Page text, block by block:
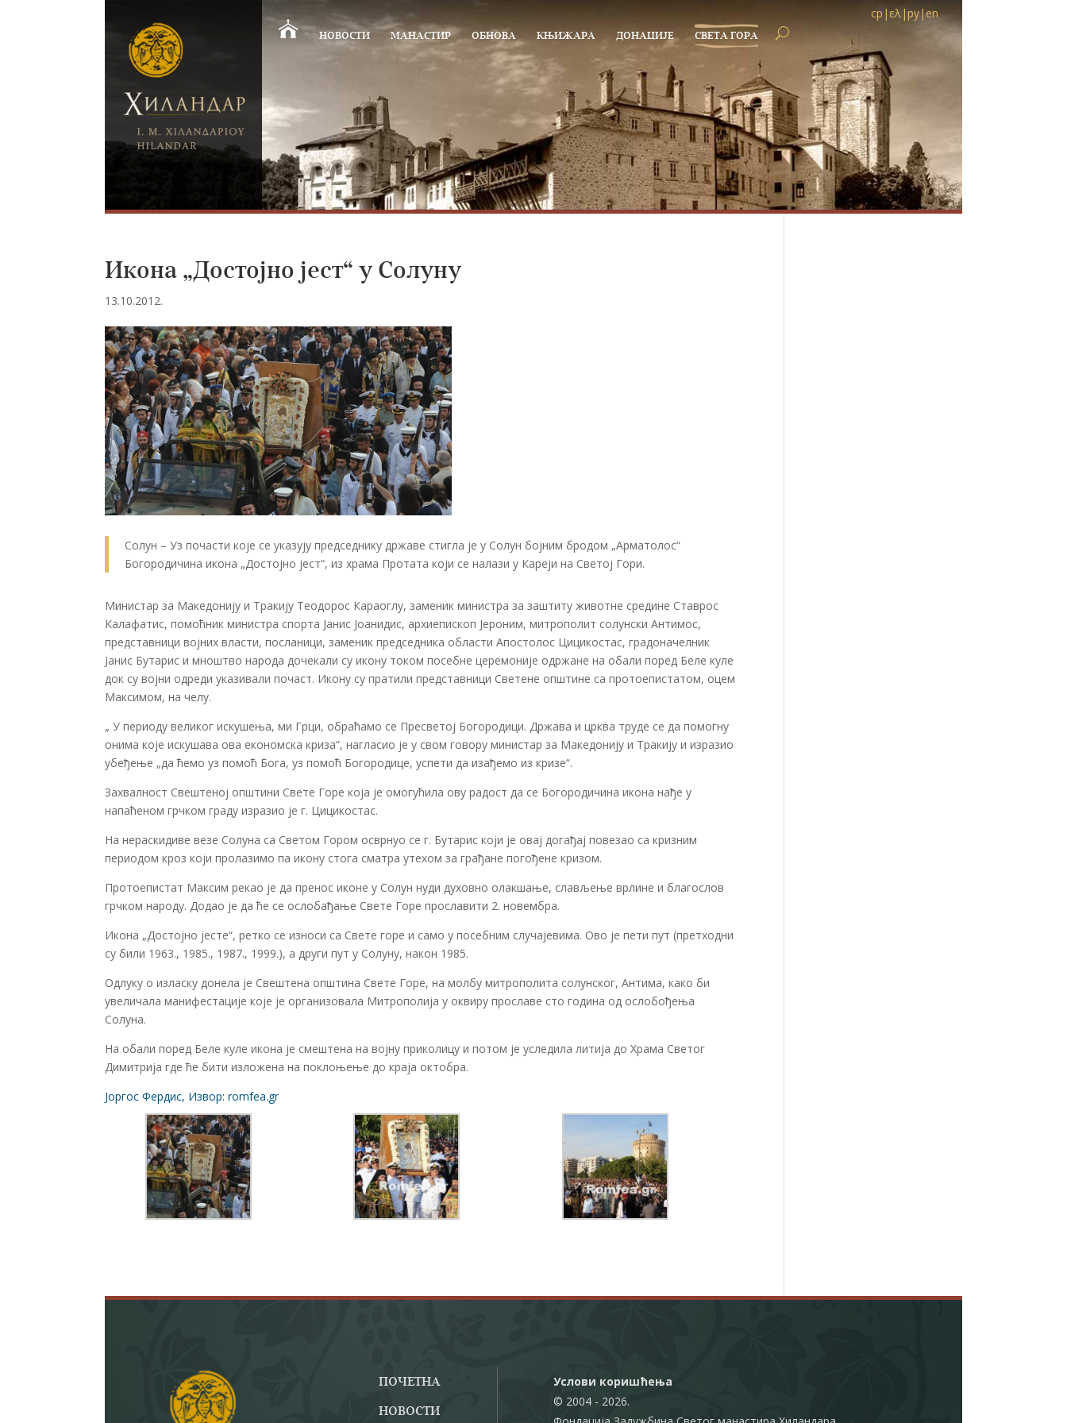
НОВОСТИ МАНАСТИР ОБНОВА КЊИЖАРА ДОНАЦИЈЕ СВЕТА ГОРА
ср |ελ|ру|en
Икона „Достојно јест“ у Солуну
13.10.2012.
Солун – Уз почасти које се указују председнику државе стигла је у Солун бојним бродом „Арматолос“
Богородичина икона „Достојно јест“, из храма Протата који се налази у Кареји на Светој Гори.
Министар за Македонију и Тракију Теодорос Караоглу, заменик министра за заштиту животне средине Ставрос
Калафатис, помоћник министра спорта Јанис Јоанидис, архиепископ Јероним, митрополит солунски Антимос,
представници војних власти, посланици, заменик председника области Апостолос Цицикостас, градоначелник
Јанис Бутарис и мноштво народа дочекали су икону током посебне церемоније одржане на обали поред Беле куле
док су војни одреди указивали почаст. Икону су пратили представници Светене општине са протоепистатом, оцем
Максимом, на челу.
„ У периоду великог искушења, ми Грци, обраћамо се Пресветој Богородици. Држава и црква труде се да помогну
онима које искушава ова економска криза“, нагласио је у свом говору министар за Македонију и Тракију и изразио
убеђење „да ћемо уз помоћ Бога, уз помоћ Богородице, успети да изађемо из кризе“.
Захвалност Свештеној општини Свете Горе која је омогућила ову радост да се Богородичина икона нађе у
напаћеном грчком граду изразио је г. Цицикостас.
На нераскидиве везе Солуна са Светом Гором осврнуо се г. Бутарис који је овај догађај повезао са кризним
периодом кроз који пролазимо па икону стога сматра утехом за грађане погођене кризом.
Протоепистат Максим рекао је да пренос иконе у Солун нуди духовно олакшање, слављење врлине и благослов
грчком народу. Додао је да ће се ослобађање Свете Горе прославити 2. новембра.
Икона „Достојно јесте“, ретко се износи са Свете горе и само у посебним случајевима. Ово је пети пут (претходни
су били 1963., 1985., 1987., 1999.), а други пут у Солуну, након 1985.
Одлуку о изласку донела је Свештена општина Свете Горе, на молбу митрополита солунског, Антима, како би
увеличала манифестације које је организовала Митрополија у оквиру прославе сто година од ослобођења
Солуна.
На обали поред Беле куле икона је смештена на војну приколицу и потом је уследила литија до Храма Светог
Димитрија где ће бити изложена на поклоњење до краја октобра.
Јоргос Фердис, Извор: romfea.gr
ПОЧЕТНА
НОВОСТИ
Услови коришћења
© 2004 - 2026.